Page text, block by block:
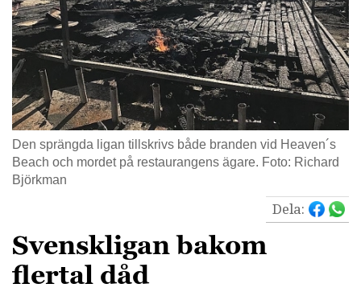
Den sprängda ligan tillskrivs både branden vid Heaven´s
Beach och mordet på restaurangens ägare. Foto: Richard
Björkman
Dela:
Svenskligan bakom
flertal dåd